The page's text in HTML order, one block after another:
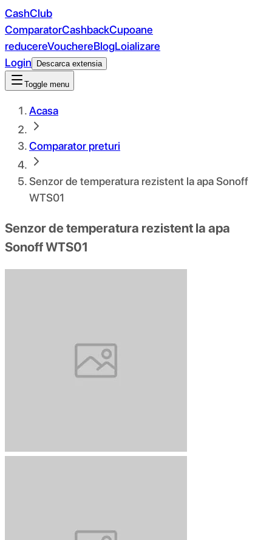
CashClub
ComparatorCashbackCupoane
reducereVouchereBlogLoializare
Login
Descarca extensia
Toggle menu
Acasa
Comparator preturi
Senzor de temperatura rezistent la apa Sonoff
WTS01
Senzor de temperatura rezistent la apa
Sonoff WTS01